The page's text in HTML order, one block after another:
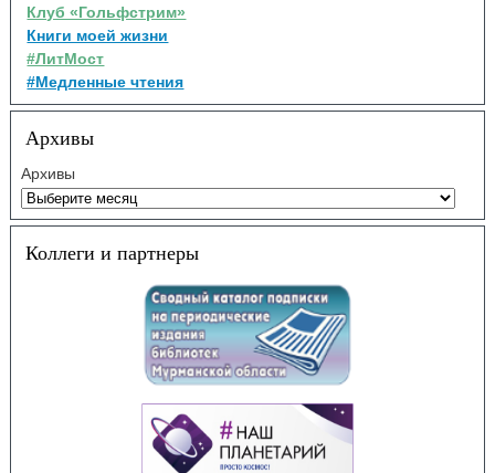
Клуб «Гольфстрим»
Книги моей жизни
#ЛитМост
#Медленные чтения
Архивы
Архивы
Коллеги и партнеры